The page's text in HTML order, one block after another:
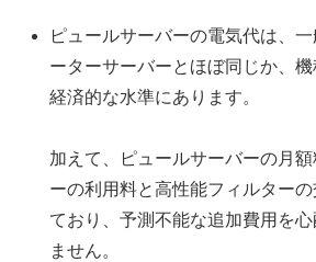
ピュールサーバーの電気代は、
ーターサーバーとほぼ同じか、
経済的な水準にあります。
加えて、ピュールサーバーの月
ーの利用料と高性能フィルター
ており、予測不能な追加費用を
ません。